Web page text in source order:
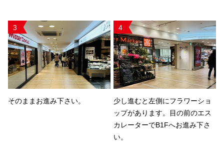
3
そのままお進み下さい。
4
少し進むと左側にフラワーショ
ップがあります。目の前のエス
カレーターでB1Fへお進み下さ
い。